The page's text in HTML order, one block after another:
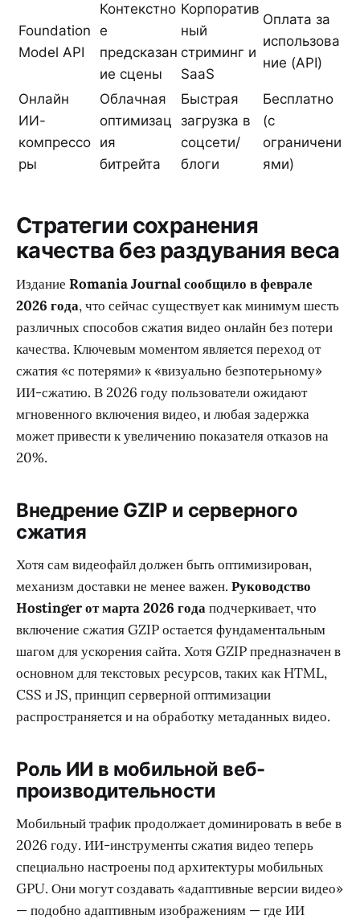
Foundation
Model API
Контекстно
е
предсказан
ие сцены
Корпоратив
ный
стриминг и
SaaS
Оплата за
использова
ние (API)
Онлайн
ИИ-
компрессо
ры
Облачная
оптимизац
ия
битрейта
Быстрая
загрузка в
соцсети/
блоги
Бесплатно
(с
ограничени
ями)
Стратегии сохранения
качества без раздувания веса
Издание Romania Journal сообщило в феврале
2026 года, что сейчас существует как минимум шесть
различных способов сжатия видео онлайн без потери
качества. Ключевым моментом является переход от
сжатия «с потерями» к «визуально безпотерьному»
ИИ-сжатию. В 2026 году пользователи ожидают
мгновенного включения видео, и любая задержка
может привести к увеличению показателя отказов на
20%.
Внедрение GZIP и серверного
сжатия
Хотя сам видеофайл должен быть оптимизирован,
механизм доставки не менее важен. Руководство
Hostinger от марта 2026 годаподчеркивает, что
включение сжатия GZIP остается фундаментальным
шагом для ускорения сайта. Хотя GZIP предназначен в
основном для текстовых ресурсов, таких как HTML,
CSS и JS, принцип серверной оптимизации
распространяется и на обработку метаданных видео.
Роль ИИ в мобильной веб-
производительности
Мобильный трафик продолжает доминировать в вебе в
2026 году. ИИ-инструменты сжатия видео теперь
специально настроены под архитектуры мобильных
GPU. Они могут создавать «адаптивные версии видео»
— подобно адаптивным изображениям — где ИИ